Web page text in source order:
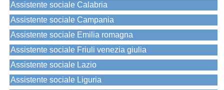
Assistente sociale Calabria
Assistente sociale Campania
Assistente sociale Emilia romagna
Assistente sociale Friuli venezia giulia
Assistente sociale Lazio
Assistente sociale Liguria